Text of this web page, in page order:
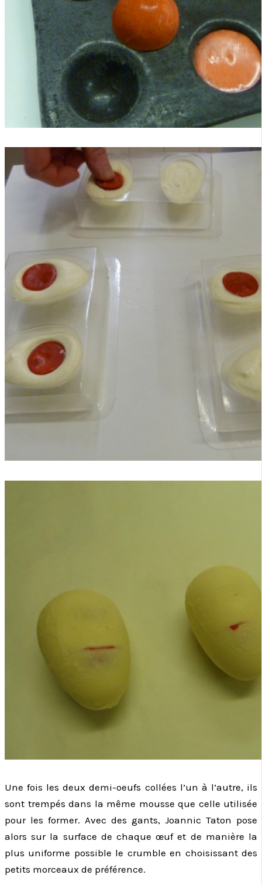
Une fois les deux demi-oeufs collées l’un à l’autre, ils
sont trempés dans la même mousse que celle utilisée
pour les former. Avec des gants, Joannic Taton pose
alors sur la surface de chaque œuf et de manière la
plus uniforme possible le crumble en choisissant des
petits morceaux de préférence.